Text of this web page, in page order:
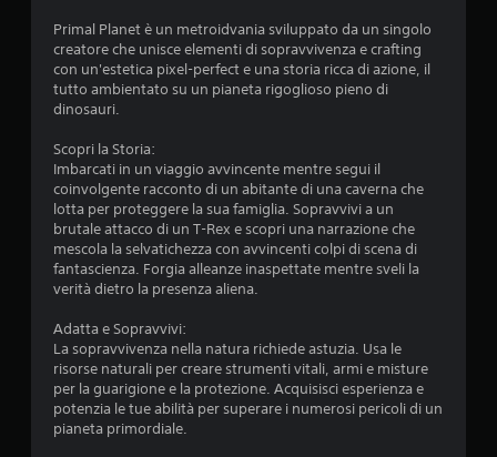
Primal Planet è un metroidvania sviluppato da un singolo
creatore che unisce elementi di sopravvivenza e crafting
con un'estetica pixel-perfect e una storia ricca di azione, il
tutto ambientato su un pianeta rigoglioso pieno di
dinosauri.
Scopri la Storia:
Imbarcati in un viaggio avvincente mentre segui il
coinvolgente racconto di un abitante di una caverna che
lotta per proteggere la sua famiglia. Sopravvivi a un
brutale attacco di un T-Rex e scopri una narrazione che
mescola la selvatichezza con avvincenti colpi di scena di
fantascienza. Forgia alleanze inaspettate mentre sveli la
verità dietro la presenza aliena.
Adatta e Sopravvivi:
La sopravvivenza nella natura richiede astuzia. Usa le
risorse naturali per creare strumenti vitali, armi e misture
per la guarigione e la protezione. Acquisisci esperienza e
potenzia le tue abilità per superare i numerosi pericoli di un
pianeta primordiale.